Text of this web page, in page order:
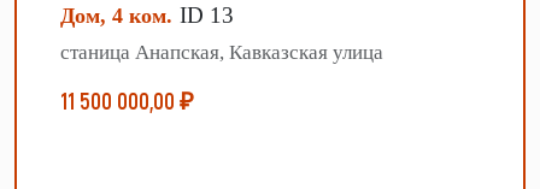
Дом, 4 ком. ID 13
станица Анапская, Кавказская улица
11 500 000,00 ₽